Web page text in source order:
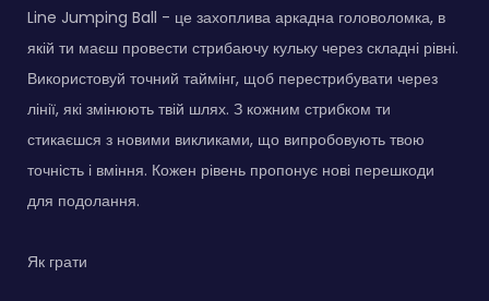
Line Jumping Ball - це захоплива аркадна головоломка, в
якій ти маєш провести стрибаючу кульку через складні рівні.
Використовуй точний таймінг, щоб перестрибувати через
лінії, які змінюють твій шлях. З кожним стрибком ти
стикаєшся з новими викликами, що випробовують твою
точність і вміння. Кожен рівень пропонує нові перешкоди
для подолання.
Як грати